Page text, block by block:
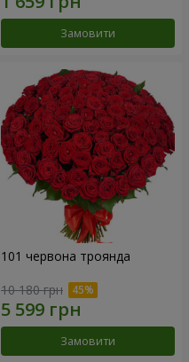
Замовити
101 червона троянда
10 180 грн
Замовити